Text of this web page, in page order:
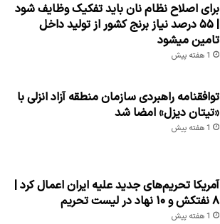
برای اصلاح نظام نان باید تفکیک وظایف شود
| ۵۵ درصد نیاز برنج کشور از تولید داخل
تامین میشود
1 هفته پیش
توافقنامه راهبردی سازمان منطقه آزاد انزلی با
«تیتان دیزل» امضا شد
1 هفته پیش
آمریکا تحریم‌های جدید علیه ایران اعمال کرد |
۸ نفتکش و ۱۰ نهاد در لیست تحریم
1 هفته پیش